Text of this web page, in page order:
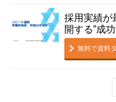
採用実績が
開する”成
無料で資料